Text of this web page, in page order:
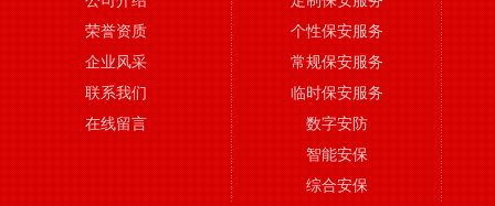
荣誉资质
企业风采
联系我们
在线留言
个性保安服务
常规保安服务
临时保安服务
数字安防
智能安保
综合安保